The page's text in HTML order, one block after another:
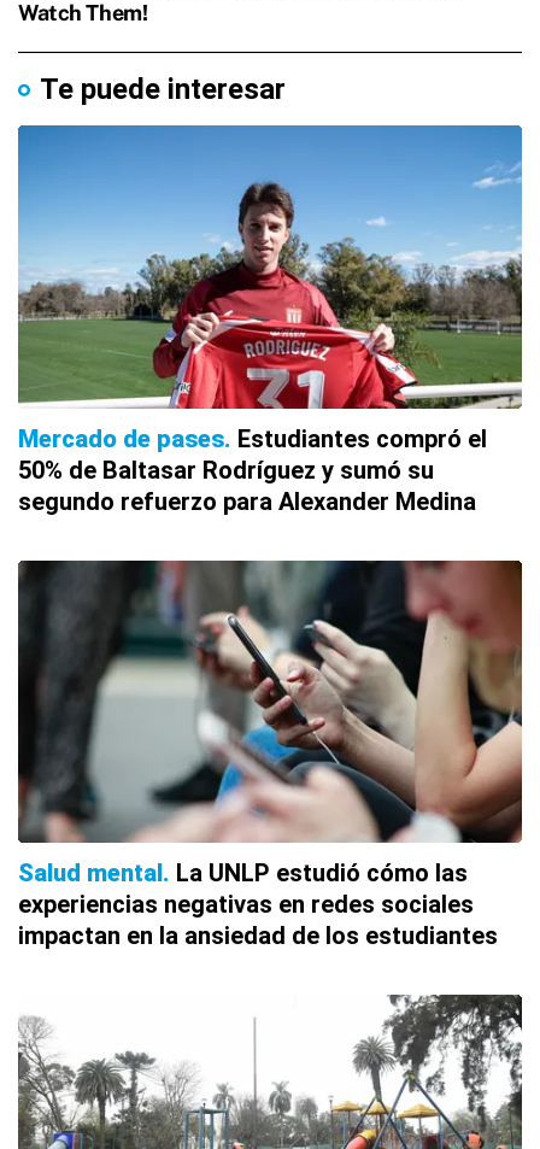
Te puede interesar
Mercado de pases Estudiantes compró el
50% de Baltasar Rodríguez y sumó su
segundo refuerzo para Alexander Medina
Salud mental La UNLP estudió cómo las
experiencias negativas en redes sociales
impactan en la ansiedad de los estudiantes